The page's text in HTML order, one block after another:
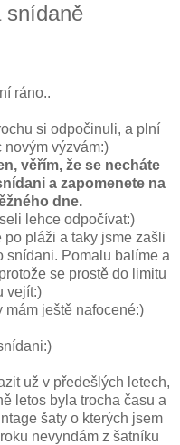
snídaně
ráno..
si odpočinuli, a plní
novým výzvám:)
věřím, že se necháte
a zapomenete na
dne.
lehce odpočívat:)
pláži a taky jsme zašli
snídani. Pomalu balíme a
se prostě do limitu
vejít:)
ještě nafocené:)
už v předešlých letech,
letos byla trocha času a
šaty o kterých jsem
nevyndám z šatníku